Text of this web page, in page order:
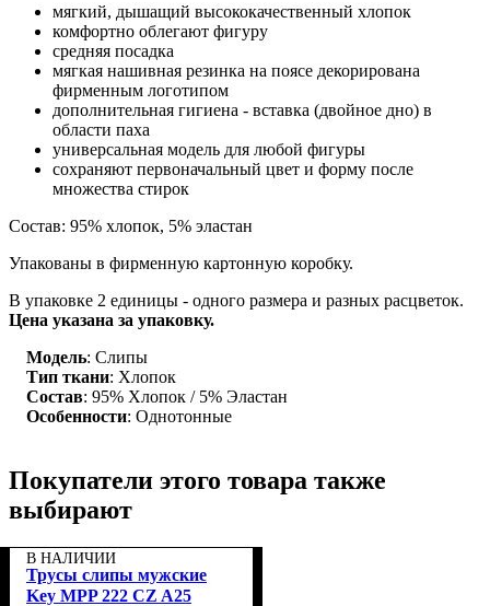
мягкий, дышащий высококачественный хлопок
комфортно облегают фигуру
средняя посадка
мягкая нашивная резинка на поясе декорирована
фирменным логотипом
дополнительная гигиена - вставка (двойное дно) в
области паха
универсальная модель для любой фигуры
сохраняют первоначальный цвет и форму после
множества стирок
Состав: 95% хлопок, 5% эластан
Упакованы в фирменную картонную коробку.
В упаковке 2 единицы - одного размера и разных расцветок.
Цена указана за упаковку.
Модель: Слипы
Тип ткани: Хлопок
Состав: 95% Хлопок / 5% Эластан
Особенности: Однотонные
Покупатели этого товара также
выбирают
В НАЛИЧИИ
Трусы слипы мужские
Key MPP 222 CZ A25